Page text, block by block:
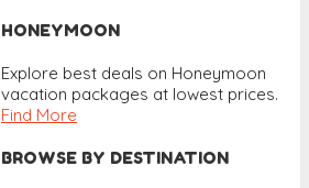
HONEYMOON
Explore best deals on Honeymoon
vacation packages at lowest prices.
Find More
BROWSE BY DESTINATION